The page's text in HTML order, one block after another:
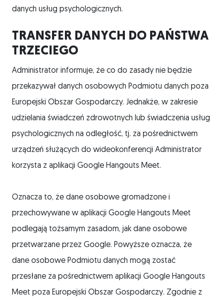
danych usług psychologicznych.
TRANSFER DANYCH DO PAŃSTWA
TRZECIEGO
Administrator informuje, że co do zasady nie będzie
przekazywał danych osobowych Podmiotu danych poza
Europejski Obszar Gospodarczy. Jednakże, w zakresie
udzielania świadczeń zdrowotnych lub świadczenia usług
psychologicznych na odległość, tj. za pośrednictwem
urządzeń służących do wideokonferencji Administrator
korzysta z aplikacji Google Hangouts Meet.
Oznacza to, że dane osobowe gromadzone i
przechowywane w aplikacji Google Hangouts Meet
podlegają tożsamym zasadom, jak dane osobowe
przetwarzane przez Google. Powyższe oznacza, że
dane osobowe Podmiotu danych mogą zostać
przesłane za pośrednictwem aplikacji Google Hangouts
Meet poza Europejski Obszar Gospodarczy. Zgodnie z